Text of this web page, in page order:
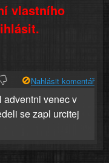
vlastního
Nahlásit komentář
adventni venec v
se zapl urcitej